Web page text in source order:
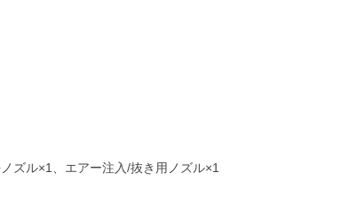
ズル×1、エアー注入/抜き用ノズル×1